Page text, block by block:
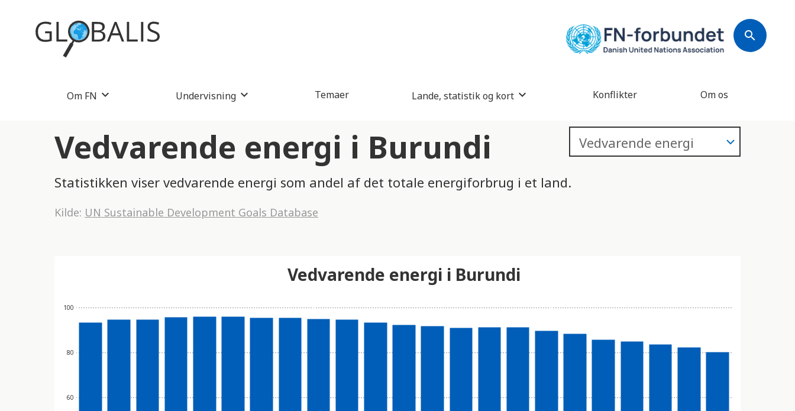
search
Om FN Undervisning Temaer Lande, statistik og kort Konflikter Om os
Vedvarende energi i Burundi
Statistikken viser vedvarende energi som andel af det totale energiforbrug i et land.
Kilde: UN Sustainable Development Goals Database
60
80
100
Vedvarende energi i Burundi